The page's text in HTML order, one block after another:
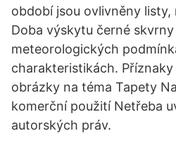
období jsou ovlivněny
Doba výskytu černé skvrny
meteorologických
charakteristikách.
obrázky na téma Tapety
komerční použití Netřeba
autorských práv.